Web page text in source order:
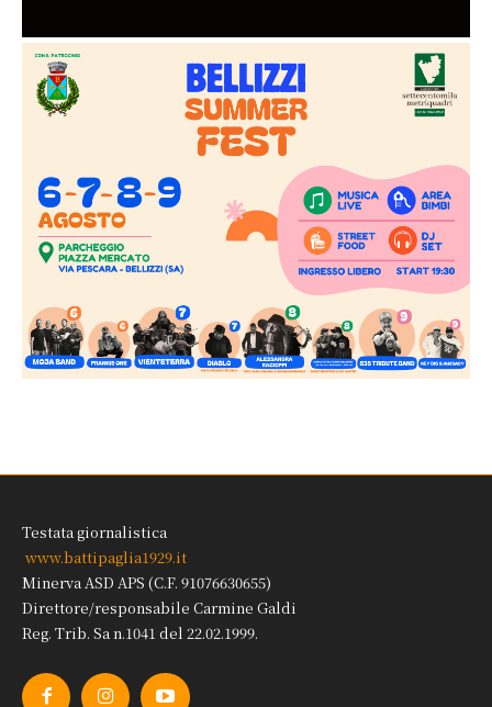
Testata giornalistica
www.battipaglia1929.it
Minerva ASD APS (C.F. 91076630655)
Direttore/responsabile Carmine Galdi
Reg. Trib. Sa n.1041 del 22.02.1999.